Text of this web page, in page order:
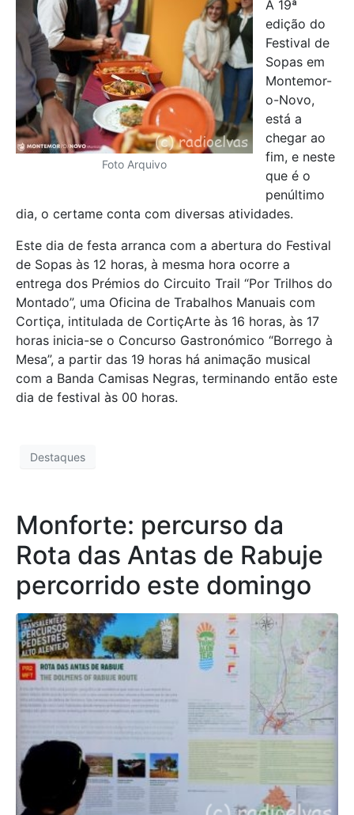
Foto Arquivo
A 19ª
edição do
Festival de
Sopas em
Montemor-
o-Novo,
está a
chegar ao
fim, e neste
que é o
penúltimo
dia, o certame conta com diversas atividades.
Este dia de festa arranca com a abertura do Festival
de Sopas às 12 horas, à mesma hora ocorre a
entrega dos Prémios do Circuito Trail “Por Trilhos do
Montado”, uma Oficina de Trabalhos Manuais com
Cortiça, intitulada de CortiçArte às 16 horas, às 17
horas inicia-se o Concurso Gastronómico “Borrego à
Mesa”, a partir das 19 horas há animação musical
com a Banda Camisas Negras, terminando então este
dia de festival às 00 horas.
Destaques
Monforte: percurso da
Rota das Antas de Rabuje
percorrido este domingo